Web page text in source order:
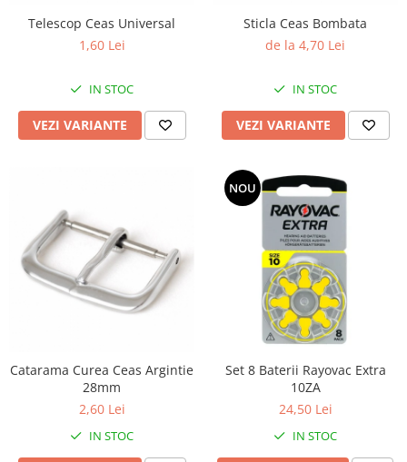
Dispozitive Bratari
Dispozitive Margelit
Fierastraie / Panze
Modelarea Metalului
Nicovale si Suporti
Pensete
PROMOTII Curele Apple Watch
PROMOTII Curele Garmin
Telescop Ceas Universal
1,60 Lei
IN STOC
VEZI VARIANTE
Sticla Ceas Bombata
de la 4,70 Lei
IN STOC
VEZI VARIANTE
Catarama Curea Ceas Argintie
28mm
2,60 Lei
IN STOC
NOU
Set 8 Baterii Rayovac Extra
10ZA
24,50 Lei
IN STOC